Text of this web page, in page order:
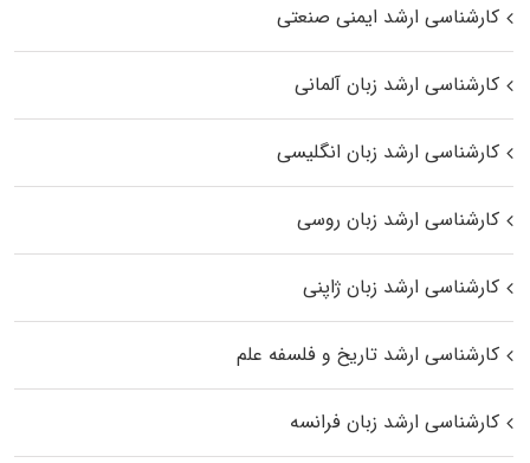
کارشناسی ارشد ایمنی صنعتی
کارشناسی ارشد زبان آلمانی
کارشناسی ارشد زبان انگلیسی
کارشناسی ارشد زبان روسی
کارشناسی ارشد زبان ژاپنی
کارشناسی ارشد تاریخ و فلسفه علم
کارشناسی ارشد زبان فرانسه